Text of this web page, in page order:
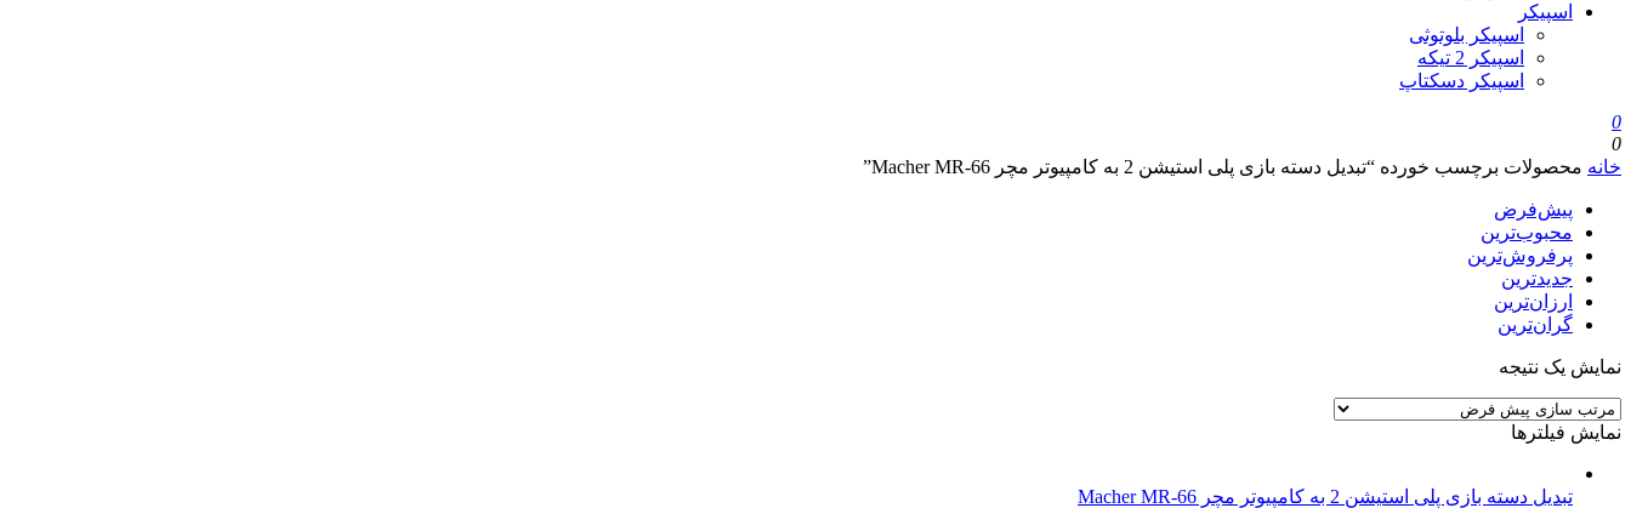
اسپیکر
اسپیکر بلوتوثی
اسپیکر 2 تیکه
اسپیکر دسکتاپ
0
0
خانه محصولات برچسب خورده “تبدیل دسته بازی پلی استیشن 2 به کامپیوتر مچر Macher MR-66”
پیش‌فرض
محبوب‌ترین
پرفروش‌ترین
جدیدترین
ارزان‌ترین
گران‌ترین
نمایش یک نتیجه
نمایش فیلترها
تبدیل دسته بازی پلی استیشن 2 به کامپیوتر مچر Macher MR-66